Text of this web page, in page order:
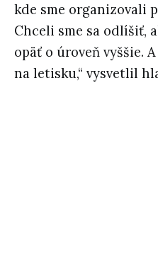
kde sme organizovali
Chceli sme sa odlíšiť,
opäť o úroveň vyššie.
na letisku,“ vysvetlil